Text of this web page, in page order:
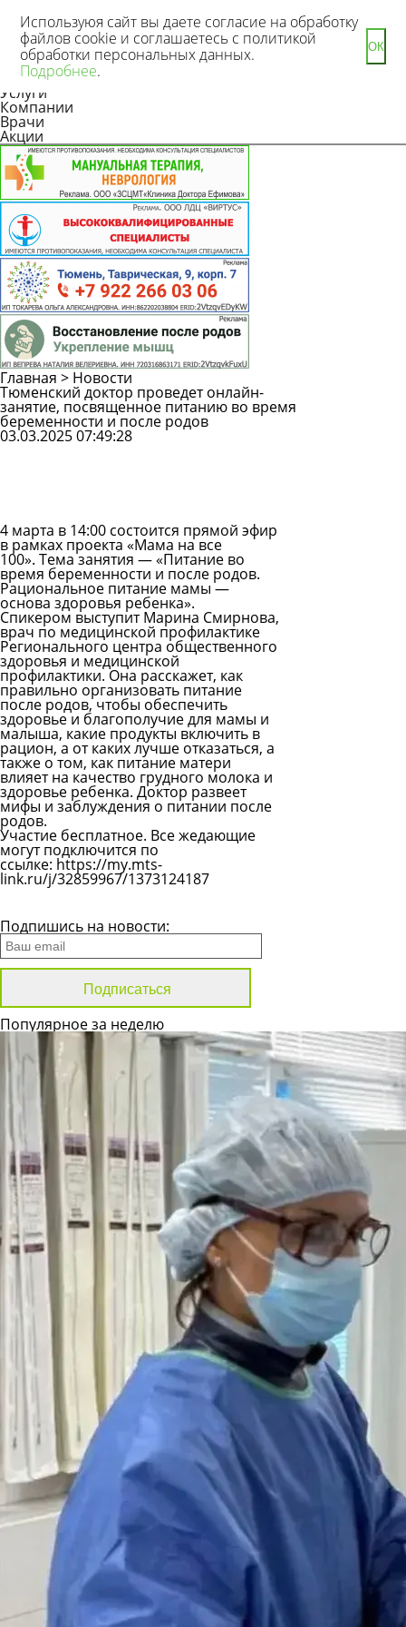
Новости
Статьи
Услуги
Компании
Врачи
Акции
Главная > Новости
Тюменский доктор проведет онлайн-
занятие, посвященное питанию во время
беременности и после родов
03.03.2025 07:49:28
4 марта в 14:00 состоится прямой эфир
в рамках проекта «Мама на все
100». Тема занятия — «Питание во
время беременности и после родов.
Рациональное питание мамы —
основа здоровья ребенка».
Спикером выступит Марина Смирнова,
врач по медицинской профилактике
Регионального центра общественного
здоровья и медицинской
профилактики. Она расскажет, как
правильно организовать питание
после родов, чтобы обеспечить
здоровье и благополучие для мамы и
малыша, какие продукты включить в
рацион, а от каких лучше отказаться, а
также о том, как питание матери
влияет на качество грудного молока и
здоровье ребенка. Доктор развеет
мифы и заблуждения о питании после
родов.
Участие бесплатное. Все жедающие
могут подключится по
ссылке: https://my.mts-
link.ru/j/32859967/1373124187
Подпишись на новости:
Популярное за неделю
Используюя сайт вы даете согласие на обработку
файлов cookie и соглашаетесь с политикой
обработки персональных данных.
Подробнее.
ОК